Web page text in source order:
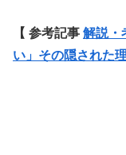
【 参考記事 解説・
い」その隠された